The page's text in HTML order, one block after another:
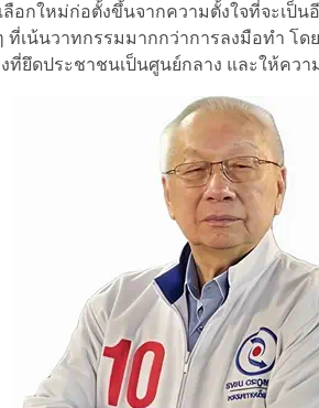
ลือกใหม่ก่อตั้งขึ้นจากความตั้งใจที่จะเป็
ที่เน้นวาทกรรมมากกว่าการลงมือทำ โ
ที่ยึดประชาชนเป็นศูนย์กลาง และให้คว